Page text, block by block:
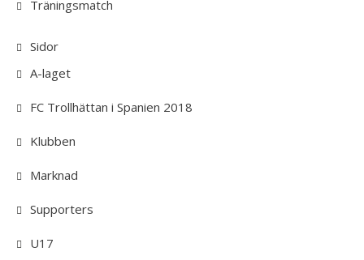
Träningsmatch
Sidor
A-laget
FC Trollhättan i Spanien 2018
Klubben
Marknad
Supporters
U17